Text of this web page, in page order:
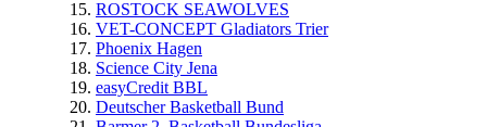
ROSTOCK SEAWOLVES
VET-CONCEPT Gladiators Trier
Phoenix Hagen
Science City Jena
easyCredit BBL
Deutscher Basketball Bund